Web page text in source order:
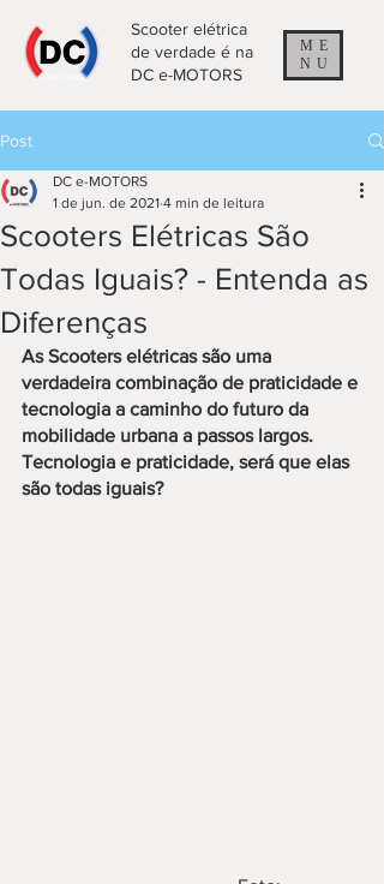
Scooter elétrica
de verdade é na
DC e-MOTORS
ME
NU
Post
Scooters Elétricas São
Todas Iguais? - Entenda as
Diferenças
DC e-MOTORS
1 de jun. de 2021 4 min de leitura
As Scooters elétricas são uma
verdadeira combinação de praticidade e
tecnologia a caminho do futuro da
mobilidade urbana a passos largos.
Tecnologia e praticidade, será que elas
são todas iguais?